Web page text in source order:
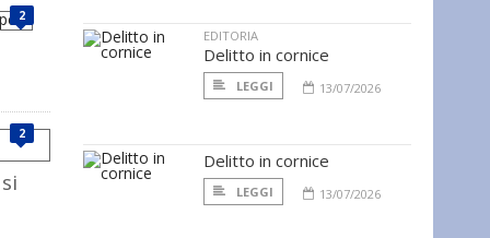
2
2
EDITORIA
Delitto in cornice
LEGGI 13/07/2026
Delitto in cornice
LEGGI 13/07/2026